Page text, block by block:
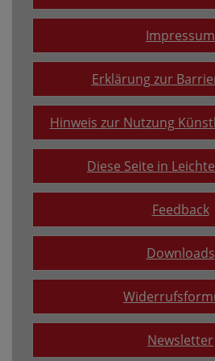
Impressum
Erklärung zur
Hinweis zur Nutzung
Diese Seite in
Feedback
Downloads
Newsletter